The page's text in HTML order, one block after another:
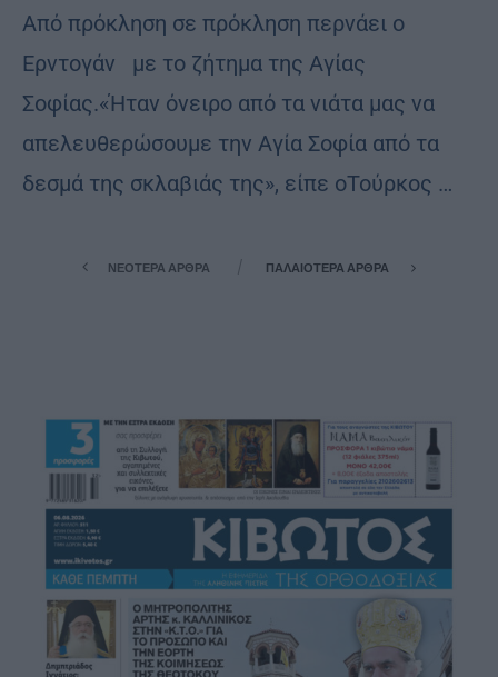
Από πρόκληση σε πρόκληση περνάει ο
Ερντογάν με το ζήτημα της Αγίας
Σοφίας.«Ήταν όνειρο από τα νιάτα μας να
απελευθερώσουμε την Αγία Σοφία από τα
δεσμά της σκλαβιάς της», είπε οΤούρκος …
ΝΕΌΤΕΡΑ ΆΡΘΡΑ ΠΑΛΑΙΌΤΕΡΑ ΆΡΘΡΑ